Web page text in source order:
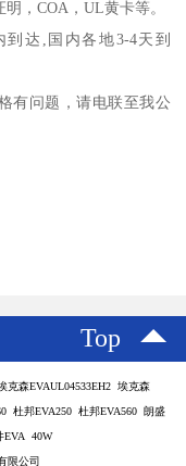
明，COA ，UL黄卡等。
到达 国内各地3-4天到
有问题，请电联至我公
Top
克森EVAUL04533EH2 埃克森
杜邦EVA250 杜邦EVA560 朗盛
EVA 40W
限公司